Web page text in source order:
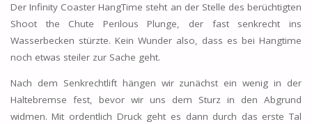
Der Infinity Coaster HangTime steht an der Stelle des berüchtigten
Shoot the Chute Perilous Plunge, der fast senkrecht ins
Wasserbecken stürzte. Kein Wunder also, dass es bei Hangtime
noch etwas steiler zur Sache geht.
Nach dem Senkrechtlift hängen wir zunächst ein wenig in der
Haltebremse fest, bevor wir uns dem Sturz in den Abgrund
widmen. Mit ordentlich Druck geht es dann durch das erste Tal